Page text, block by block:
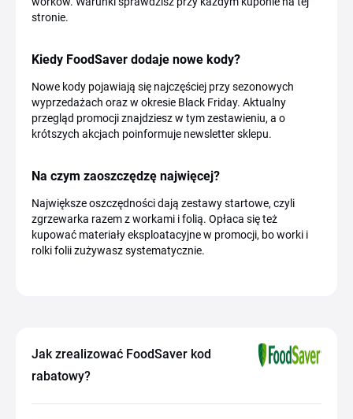
stronie.
Kiedy FoodSaver dodaje nowe kody?
Nowe kody pojawiają się najczęściej przy sezonowych
wyprzedażach oraz w okresie Black Friday. Aktualny
przegląd promocji znajdziesz w tym zestawieniu, a o
krótszych akcjach poinformuje newsletter sklepu.
Na czym zaoszczędzę najwięcej?
Największe oszczędności dają zestawy startowe, czyli
zgrzewarka razem z workami i folią. Opłaca się też
kupować materiały eksploatacyjne w promocji, bo worki i
rolki folii zużywasz systematycznie.
Jak zrealizować FoodSaver kod
rabatowy?